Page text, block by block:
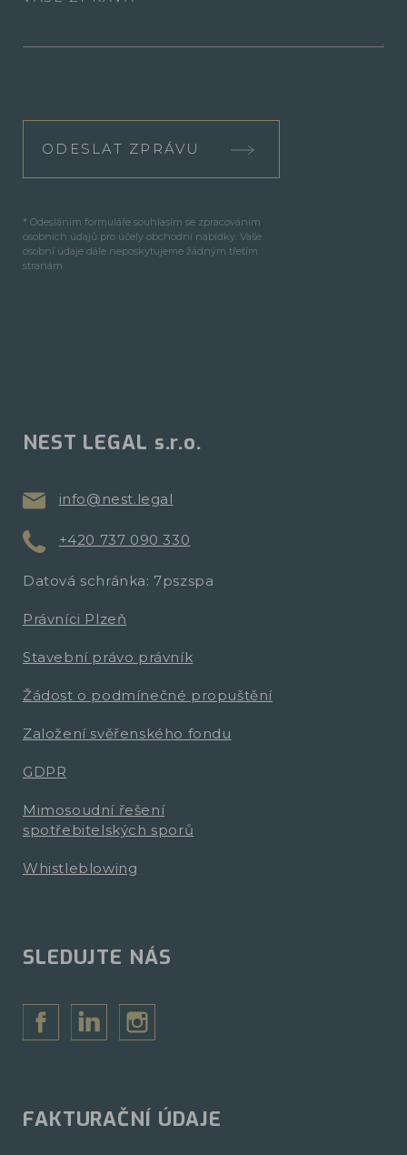
ODESLAT ZPRÁVU
* Odesláním formuláře souhlasím se zpracováním
osobních údajů pro účely obchodní nabídky. Vaše
osobní údaje dále neposkytujeme žádným třetím
stranám.
NEST LEGAL s.r.o.
info@nest.legal
+420 737 090 330
Datová schránka: 7pszspa
Právníci Plzeň
Stavební právo právník
Žádost o podmínečné propuštění
Založení svěřenského fondu
GDPR
Mimosoudní řešení
spotřebitelských sporů
Whistleblowing
SLEDUJTE NÁS
FAKTURAČNÍ ÚDAJE